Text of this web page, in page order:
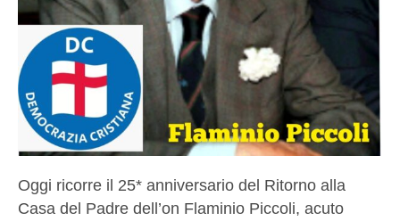
Oggi ricorre il 25* anniversario del Ritorno alla
Casa del Padre dell’on Flaminio Piccoli, acuto